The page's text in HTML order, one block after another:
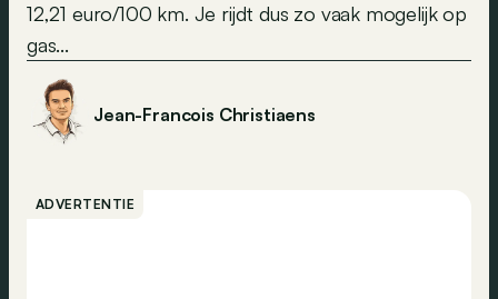
12,21 euro/100 km. Je rijdt dus zo vaak mogelijk op
gas...
Jean-Francois Christiaens
ADVERTENTIE